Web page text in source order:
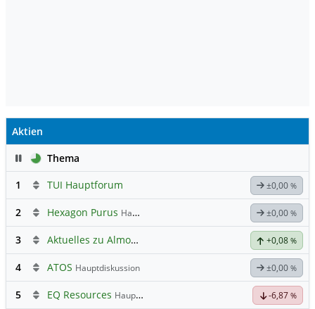
Aktien
PauseThema
1
TUI Hauptforum ±0,00 %
2 Hexagon Purus Hauptdiskussion ±0,00 %
3 Aktuelles zu Almonty Industries +0,08 %
4 ATOS Hauptdiskussion ±0,00 %
5 EQ Resources Hauptdiskussion -6,87 %